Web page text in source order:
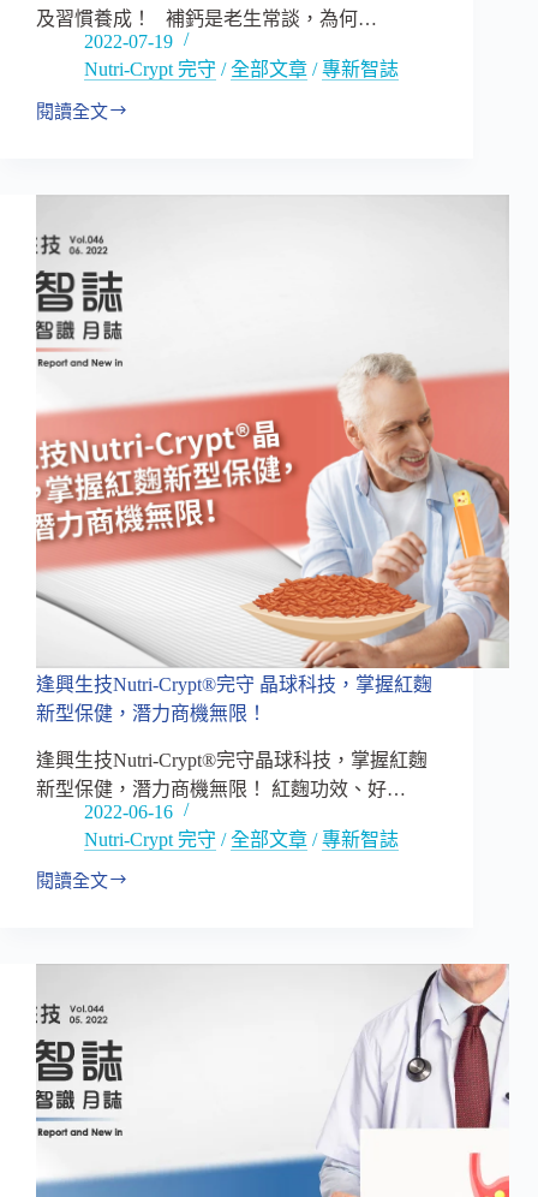
及習慣養成！ 補鈣是老生常談，為何…
2022-07-19
Nutri-Crypt 完守 /全部文章 /專新智誌
閱讀全文
天
鈣，
依
然
鈣
質
攝
取
關
鍵
在
鈣
吸
收
習
慣
養
成！
逢興生技Nutri-Crypt®完守 晶球科技，掌握紅麴
新型保健，潛力商機無限！
逢興生技Nutri-Crypt®完守晶球科技，掌握紅麴
新型保健，潛力商機無限！ 紅麴功效、好…
2022-06-16
Nutri-Crypt 完守 /全部文章 /專新智誌
閱讀全文
逢
技
Crypt®
守
晶
球
科
掌